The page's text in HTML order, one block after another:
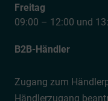
Freitag
09:00 – 12:00 und
B2B-Händler
Zugang zum
Händlerzugang